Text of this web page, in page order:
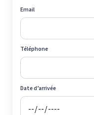
Email
Téléphone
Date d’arrivée